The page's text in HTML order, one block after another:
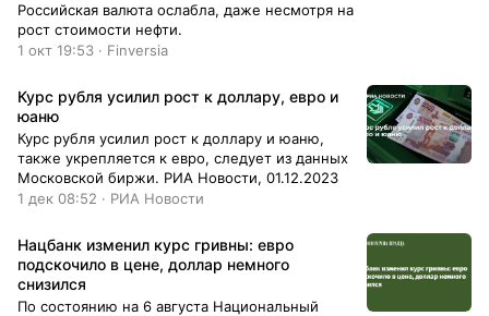
Российская валюта ослабла, даже несмотря на
рост стоимости нефти.
1 окт 19:53 · Finversia
Курс рубля усилил рост к доллару, евро и
юаню
Курс рубля усилил рост к доллару и юаню,
также укрепляется к евро, следует из данных
Московской биржи. РИА Новости, 01.12.2023
1 дек 08:52 · РИА Новости
Нацбанк изменил курс гривны: евро
подскочило в цене, доллар немного
снизился
По состоянию на 6 августа Национальный